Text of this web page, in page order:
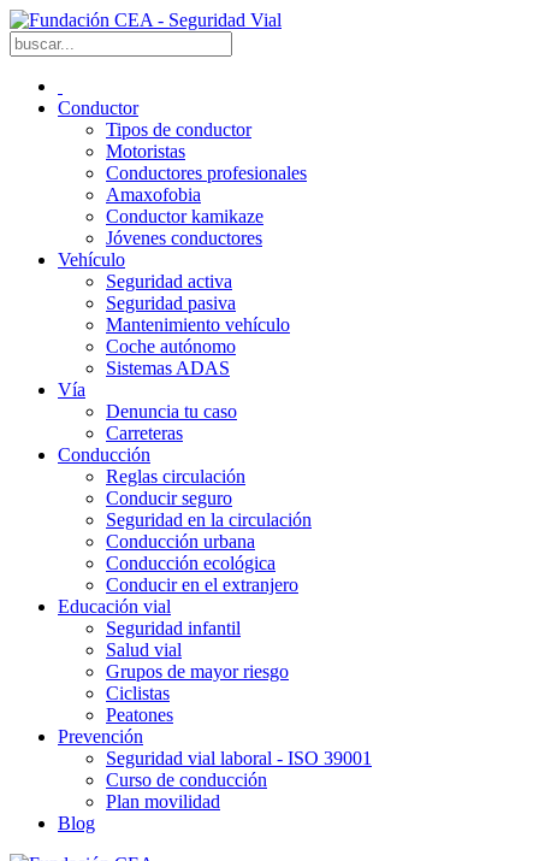
Conductor
Tipos de conductor
Motoristas
Conductores profesionales
Amaxofobia
Conductor kamikaze
Jóvenes conductores
Vehículo
Seguridad activa
Seguridad pasiva
Mantenimiento vehículo
Coche autónomo
Sistemas ADAS
Vía
Denuncia tu caso
Carreteras
Conducción
Reglas circulación
Conducir seguro
Seguridad en la circulación
Conducción urbana
Conducción ecológica
Conducir en el extranjero
Educación vial
Seguridad infantil
Salud vial
Grupos de mayor riesgo
Ciclistas
Peatones
Prevención
Seguridad vial laboral - ISO 39001
Curso de conducción
Plan movilidad
Blog